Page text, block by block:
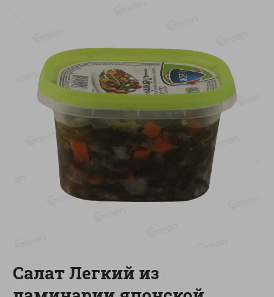
13.99 руб./шт
Масло Топленое ГХИ
Местное Известное 99%
6.89
5.99
Яйца перепелиные
копченые Молодецкие
Местное известное 20 шт
упак Солигорска п/ф
20шт в уп
Показано 1-14 из 79
Показать 15-28 из 79
Салат Легкий из